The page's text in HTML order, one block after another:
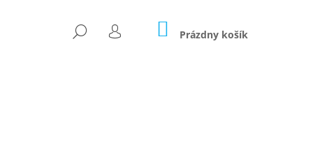
HĽADAŤ
PRIHLÁSENIE
NÁKUPNÝ
KOŠÍK
Prázdny košík